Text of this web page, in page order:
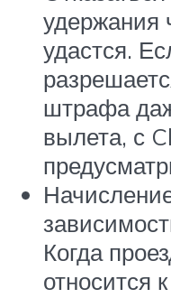
удержания
удастся.
штрафа
вылета, с
Когда
относится